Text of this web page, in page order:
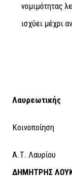
νομιμότητας
ισχύει μέχρι
Ο
Λαυρεωτικής
Α.Τ.
ΔΗΜΗΤΡΗΣ